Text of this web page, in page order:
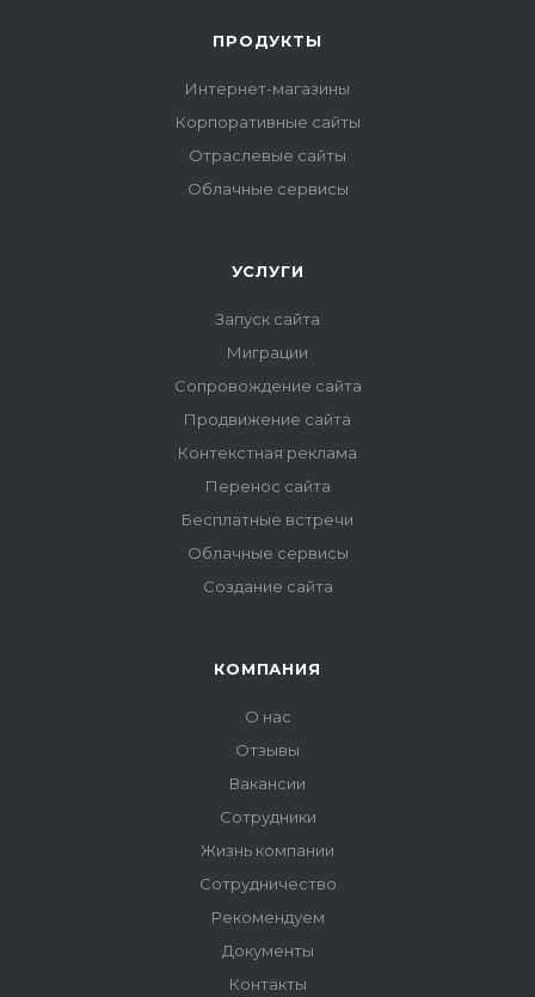
ПРОДУКТЫ
Интернет-магазины
Корпоративные сайты
Отраслевые сайты
Облачные сервисы
УСЛУГИ
Запуск сайта
Миграции
Сопровождение сайта
Продвижение сайта
Контекстная реклама
Перенос сайта
Бесплатные встречи
Облачные сервисы
Создание сайта
КОМПАНИЯ
О нас
Отзывы
Вакансии
Сотрудники
Жизнь компании
Сотрудничество
Рекомендуем
Документы
Контакты